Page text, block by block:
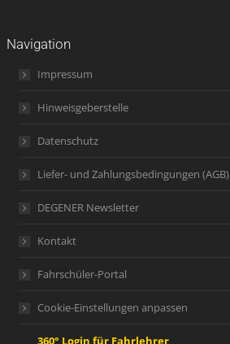
Navigation
Impressum
Hinweisgeberstelle
Datenschutz
Liefer- und Zahlungsbedingungen (AGB)
DEGENER Newsletter
Kontakt
Fahrschüler-Portal
Cookie-Einstellungen anpassen
360° Login für Fahrlehrer